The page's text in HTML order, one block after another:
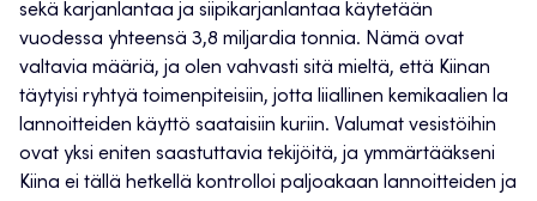
sekä karjanlantaa ja siipikarjanlantaa käytetään
vuodessa yhteensä 3,8 miljardia tonnia. Nämä ovat
valtavia määriä, ja olen vahvasti sitä mieltä, että Kiinan
täytyisi ryhtyä toimenpiteisiin, jotta liiallinen kemikaalien la
lannoitteiden käyttö saataisiin kuriin. Valumat vesistöihin
ovat yksi eniten saastuttavia tekijöitä, ja ymmärtääkseni
Kiina ei tällä hetkellä kontrolloi paljoakaan lannoitteiden ja